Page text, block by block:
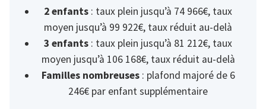
2 enfants : taux plein jusqu’à 74 966€, taux
moyen jusqu’à 99 922€, taux réduit au-delà
3 enfants : taux plein jusqu’à 81 212€, taux
moyen jusqu’à 106 168€, taux réduit au-delà
Familles nombreuses: plafond majoré de 6
246€ par enfant supplémentaire